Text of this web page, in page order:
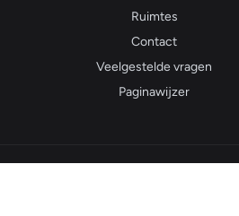
Ruimtes
Contact
Veelgestelde vragen
Paginawijzer